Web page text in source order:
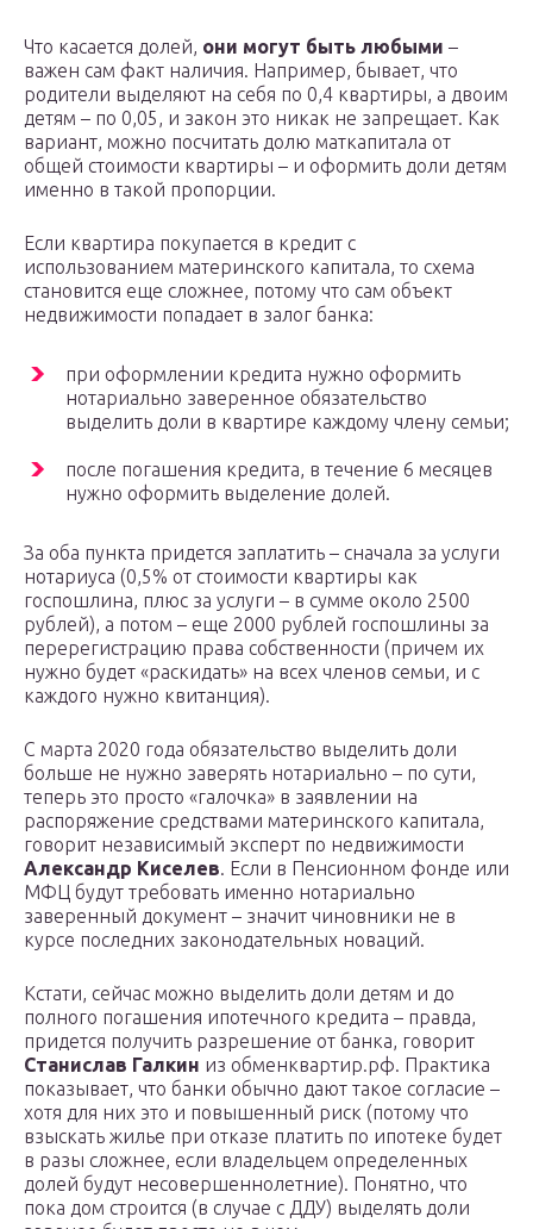
Что касается долей, они могут быть любыми –
важен сам факт наличия. Например, бывает, что
родители выделяют на себя по 0,4 квартиры, а двоим
детям – по 0,05, и закон это никак не запрещает. Как
вариант, можно посчитать долю маткапитала от
общей стоимости квартиры – и оформить доли детям
именно в такой пропорции.
Если квартира покупается в кредит с
использованием материнского капитала, то схема
становится еще сложнее, потому что сам объект
недвижимости попадает в залог банка:
при оформлении кредита нужно оформить
нотариально заверенное обязательство
выделить доли в квартире каждому члену семьи;
после погашения кредита, в течение 6 месяцев
нужно оформить выделение долей.
За оба пункта придется заплатить – сначала за услуги
нотариуса (0,5% от стоимости квартиры как
госпошлина, плюс за услуги – в сумме около 2500
рублей), а потом – еще 2000 рублей госпошлины за
перерегистрацию права собственности (причем их
нужно будет «раскидать» на всех членов семьи, и с
каждого нужно квитанция).
С марта 2020 года обязательство выделить доли
больше не нужно заверять нотариально – по сути,
теперь это просто «галочка» в заявлении на
распоряжение средствами материнского капитала,
говорит независимый эксперт по недвижимости
Александр Киселев. Если в Пенсионном фонде или
МФЦ будут требовать именно нотариально
заверенный документ – значит чиновники не в
курсе последних законодательных новаций.
Кстати, сейчас можно выделить доли детям и до
полного погашения ипотечного кредита – правда,
придется получить разрешение от банка, говорит
Станислав Галкин из обменквартир.рф. Практика
показывает, что банки обычно дают такое согласие –
хотя для них это и повышенный риск (потому что
взыскать жилье при отказе платить по ипотеке будет
в разы сложнее, если владельцем определенных
долей будут несовершеннолетние). Понятно, что
пока дом строится (в случае с ДДУ) выделять доли